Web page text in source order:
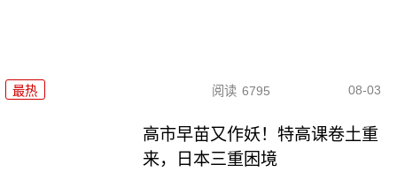
最热 阅读 6795 08-03
高市早苗又作妖！特高课卷土重
来，日本三重困境